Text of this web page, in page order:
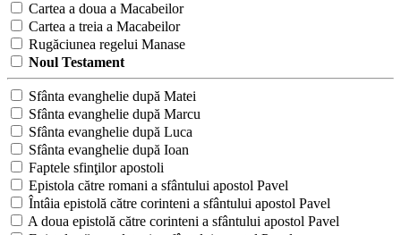
Cartea a doua a Macabeilor
Cartea a treia a Macabeilor
Rugăciunea regelui Manase
Noul Testament
Sfânta evanghelie după Matei
Sfânta evanghelie după Marcu
Sfânta evanghelie după Luca
Sfânta evanghelie după Ioan
Faptele sfinţilor apostoli
Epistola către romani a sfântului apostol Pavel
Întâia epistolă către corinteni a sfântului apostol Pavel
A doua epistolă către corinteni a sfântului apostol Pavel